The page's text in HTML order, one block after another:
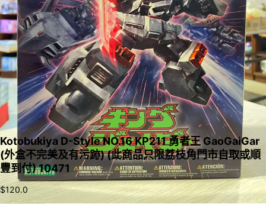
入購物車
Kotobukiya D-Style NO.16 KP211 勇者王 GaoGaiGar
(外盒不完美及有污跡) (此商品只限荔枝角門市自取或順
豐到付) 10471
$120.0